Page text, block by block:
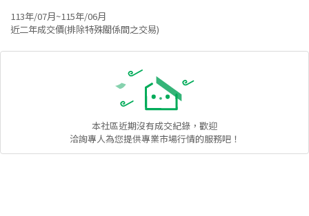
113年/07月~115年/06月
近二年成交價(排除特殊關係間之交易)
本社區近期沒有成交紀錄，歡迎
洽詢專人為您提供專業市場行情的服務吧！